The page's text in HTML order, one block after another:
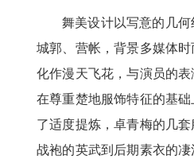
舞美设计以写意的几
城郭、营帐，背景多媒体
化作漫天飞花，与演员的
在尊重楚地服饰特征的基
了适度提炼，卓青梅的几套
战袍的英武到后期素衣的